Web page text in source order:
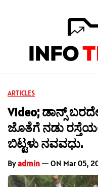
ARTICLES
Video; ಡಾನ್ಸ್
ಜೊತೆಗೆ ನಡು
ಬಿಟ್ಟಳು ನವವಧು.
Byadmin — ON Mar 05,